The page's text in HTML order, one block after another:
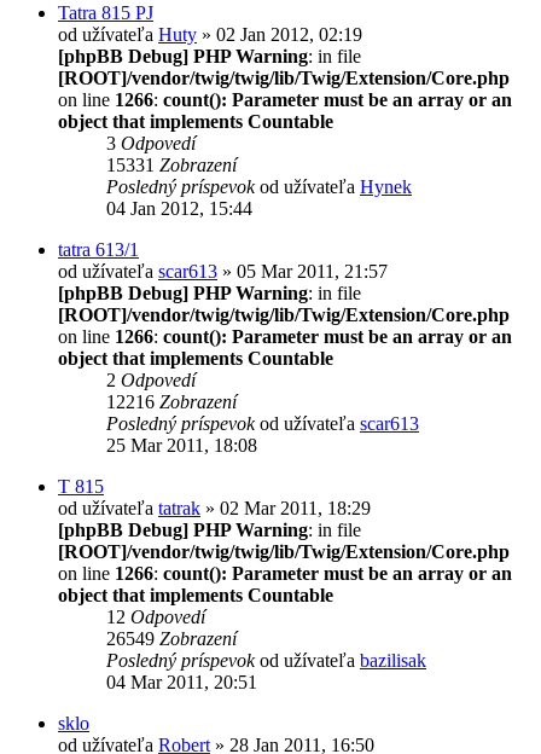
Tatra 815 PJ
od užívateľa Huty » 02 Jan 2012, 02:19
[phpBB Debug] PHP Warning: in file
[ROOT]/vendor/twig/twig/lib/Twig/Extension/Core.php
on line 1266: count(): Parameter must be an array or an
object that implements Countable
3 Odpovedí
15331 Zobrazení
Posledný príspevokod užívateľa Hynek
04 Jan 2012, 15:44
tatra 613/1
od užívateľa scar613 » 05 Mar 2011, 21:57
[phpBB Debug] PHP Warning: in file
[ROOT]/vendor/twig/twig/lib/Twig/Extension/Core.php
on line 1266: count(): Parameter must be an array or an
object that implements Countable
2 Odpovedí
12216 Zobrazení
Posledný príspevokod užívateľa scar613
25 Mar 2011, 18:08
T 815
od užívateľa tatrak » 02 Mar 2011, 18:29
[phpBB Debug] PHP Warning: in file
[ROOT]/vendor/twig/twig/lib/Twig/Extension/Core.php
on line 1266: count(): Parameter must be an array or an
object that implements Countable
12 Odpovedí
26549 Zobrazení
Posledný príspevokod užívateľa bazilisak
04 Mar 2011, 20:51
sklo
od užívateľa Robert » 28 Jan 2011, 16:50